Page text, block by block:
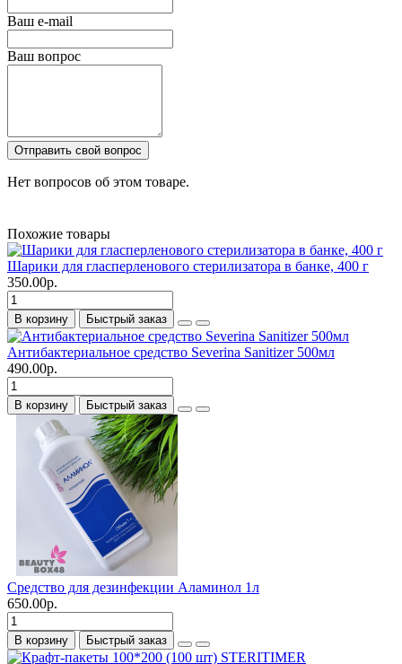
Ваш e-mail
Ваш вопрос
Отправить свой вопрос
Нет вопросов об этом товаре.
Похожие товары
Шарики для гласперленового стерилизатора в банке, 400 г
350.00р.
В корзину Быстрый заказ
Антибактериальное средство Severina Sanitizer 500мл
490.00р.
В корзину Быстрый заказ
Средство для дезинфекции Аламинол 1л
650.00р.
В корзину Быстрый заказ